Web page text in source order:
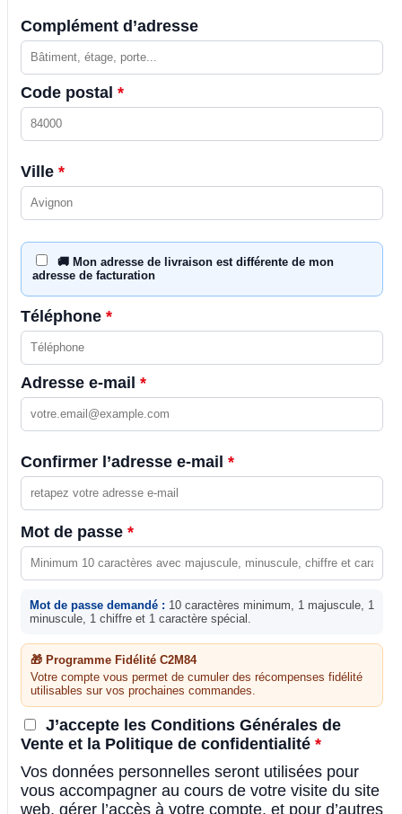
Complément d’adresse
Code postal *
Ville *
🚚 Mon adresse de livraison est différente de mon
adresse de facturation
Téléphone *
Adresse e-mail *
Confirmer l’adresse e-mail *
Mot de passe *
Mot de passe demandé : 10 caractères minimum, 1 majuscule, 1
minuscule, 1 chiffre et 1 caractère spécial.
🎁 Programme Fidélité C2M84
Votre compte vous permet de cumuler des récompenses fidélité
utilisables sur vos prochaines commandes.
J’accepte les Conditions Générales de
Vente et la Politique de confidentialité *
Vos données personnelles seront utilisées pour
vous accompagner au cours de votre visite du site
web, gérer l’accès à votre compte, et pour d’autres